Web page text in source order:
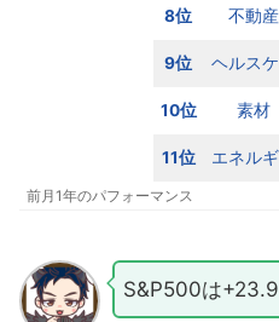
8位 不動産
9位 ヘルス
10位 素材
11位 エネル
前月1年のパフォーマンス
S&P500は